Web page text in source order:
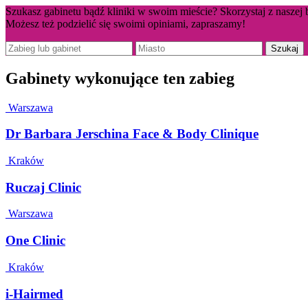
Szukasz gabinetu bądź kliniki w swoim mieście? Skorzystaj z naszej
Możesz też podzielić się swoimi opiniami, zapraszamy!
Gabinety wykonujące ten zabieg
Warszawa
Dr Barbara Jerschina Face & Body Clinique
Kraków
Ruczaj Clinic
Warszawa
One Clinic
Kraków
i-Hairmed